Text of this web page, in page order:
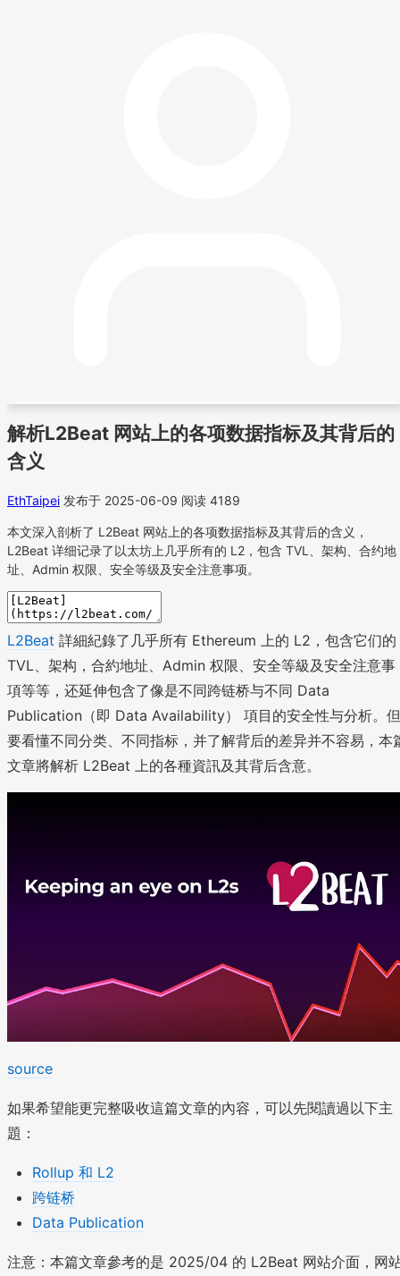
解析L2Beat 网站上的各项数据指标及其背后的
含义
EthTaipei 发布于 2025-06-09 阅读 4189
本文深入剖析了 L2Beat 网站上的各项数据指标及其背后的含义，
L2Beat 详细记录了以太坊上几乎所有的 L2，包含 TVL、架构、合约地
址、Admin 权限、安全等级及安全注意事项。
L2Beat 詳細紀錄了几乎所有 Ethereum 上的 L2，包含它们的
TVL、架构，合約地址、Admin 权限、安全等級及安全注意事
項等等，还延伸包含了像是不同跨链桥与不同 Data
Publication（即 Data Availability） 項目的安全性与分析。但
要看懂不同分类、不同指标，并了解背后的差异并不容易，本
文章將解析 L2Beat 上的各種資訊及其背后含意。
source
如果希望能更完整吸收這篇文章的內容，可以先閱讀過以下主
題：
Rollup 和 L2
跨链桥
Data Publication
注意：本篇文章參考的是 2025/04 的 L2Beat 网站介面，网